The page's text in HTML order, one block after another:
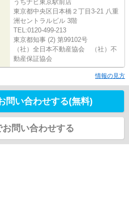
うちナビ東京駅前店
東京都中央区日本橋２丁目3-21 八重
洲セントラルビル 3階
TEL:0120-499-213
東京都知事 (2) 第99102号
（社）全日本不動産協会 （社）不
動産保証協会
情報の見方
問い合わせする(無料)
お問い合わせする